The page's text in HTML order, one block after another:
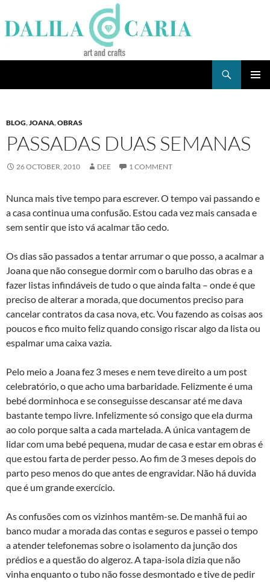
to
content
BLOG,JOANA,OBRAS
PASSADAS DUAS SEMANAS
26 OCTOBER, 2010 DEE 1 COMMENT
Nunca mais tive tempo para escrever. O tempo vai passando e
a casa continua uma confusão. Estou cada vez mais cansada e
sem sentir que isto vá acalmar tão cedo.
Os dias são passados a tentar arrumar o que posso, a acalmar a
Joana que não consegue dormir com o barulho das obras e a
fazer listas infindáveis de tudo o que ainda falta – onde é que
preciso de alterar a morada, que documentos preciso para
cancelar contratos da casa nova, etc. Vou fazendo as coisas aos
poucos e fico muito feliz quando consigo riscar algo da lista ou
espalmar uma caixa vazia.
Pelo meio a Joana fez 3 meses e nem teve direito a um post
celebratório, o que acho uma barbaridade. Felizmente é uma
bebé dorminhoca e se conseguisse descansar até me dava
bastante tempo livre. Infelizmente só consigo que ela durma
ao colo porque salta a cada martelada. A única vantagem de
lidar com uma bebé pequena, mudar de casa e estar em obras é
que estou farta de perder pesso. Ao fim de 3 meses depois do
parto peso menos do que antes de engravidar. Não há duvida
que é um grande exercí­cio.
As confusões com os vizinhos mantêm-se. De manhã fui ao
banco mudar a morada das contas e seguros e passei o tempo
a atender telefonemas sobre o isolamento da junção dos
prédios e a questão do algeroz. A tapa-isola dizia que não
vinha enquanto o tubo não fosse desmontado e tive de pedir